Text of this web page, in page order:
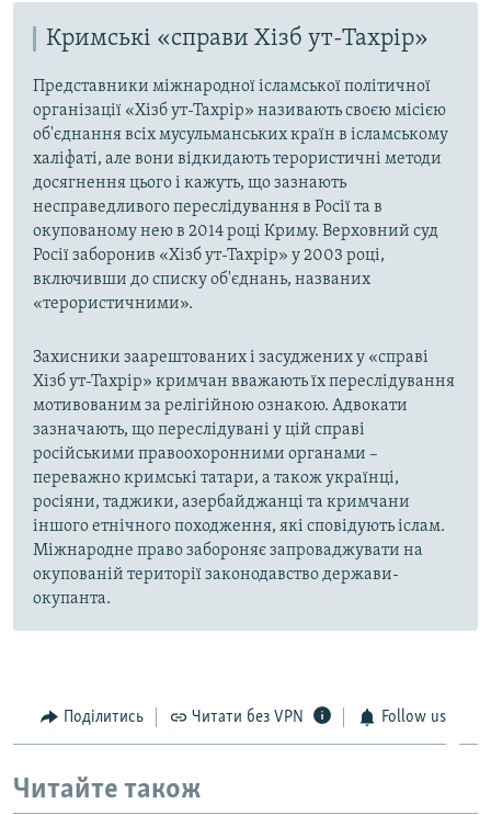
Кримські «справи Хізб ут-Тахрір»
Представники міжнародної ісламської політичної
організації «Хізб ут-Тахрір» називають своєю місією
об'єднання всіх мусульманських країн в ісламському
халіфаті, але вони відкидають терористичні методи
досягнення цього і кажуть, що зазнають
несправедливого переслідування в Росії та в
окупованому нею в 2014 році Криму. Верховний суд
Росії заборонив «Хізб ут-Тахрір» у 2003 році,
включивши до списку об'єднань, названих
«терористичними».
Захисники заарештованих і засуджених у «справі
Хізб ут-Тахрір» кримчан вважають їх переслідування
мотивованим за релігійною ознакою. Адвокати
зазначають, що переслідувані у цій справі
російськими правоохоронними органами –
переважно кримські татари, а також українці,
росіяни, таджики, азербайджанці та кримчани
іншого етнічного походження, які сповідують іслам.
Міжнародне право забороняє запроваджувати на
окупованій території законодавство держави-
окупанта.
Поділитись Читати без VPN Follow us
Читайте також